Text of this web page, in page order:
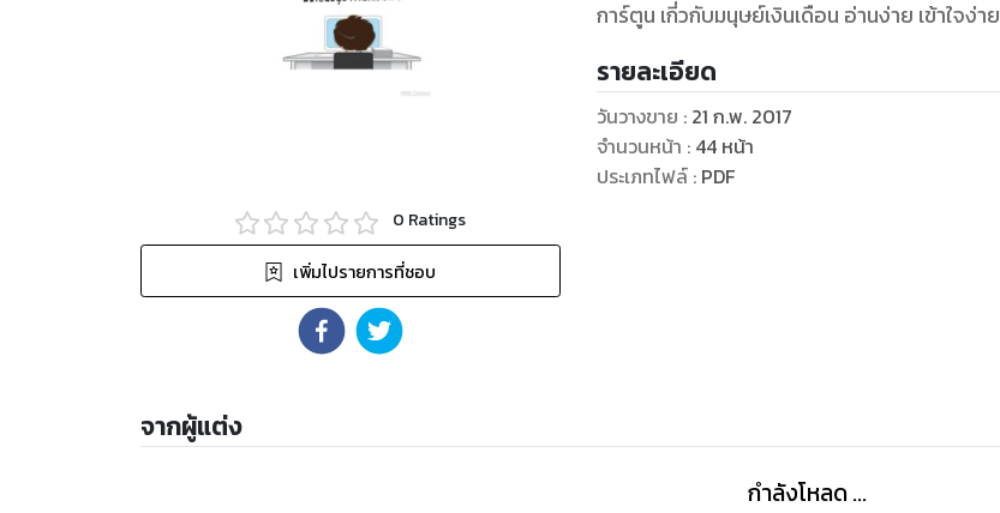
0 Ratings
เพิ่มไปรายการที่ชอบ
การ์ตูน เกี่วกับมนุษย์เงินเดือน อ่านง่าย เข้าใจง่าย
รายละเอียด
วันวางขาย : 21 ก.พ. 2017
จำนวนหน้า : 44 หน้า
ประเภทไฟล์: PDF
จากผู้แต่ง
กำลังโหลด ...